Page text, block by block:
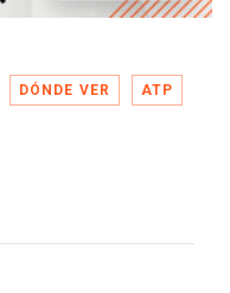
DÓNDE VER ATP